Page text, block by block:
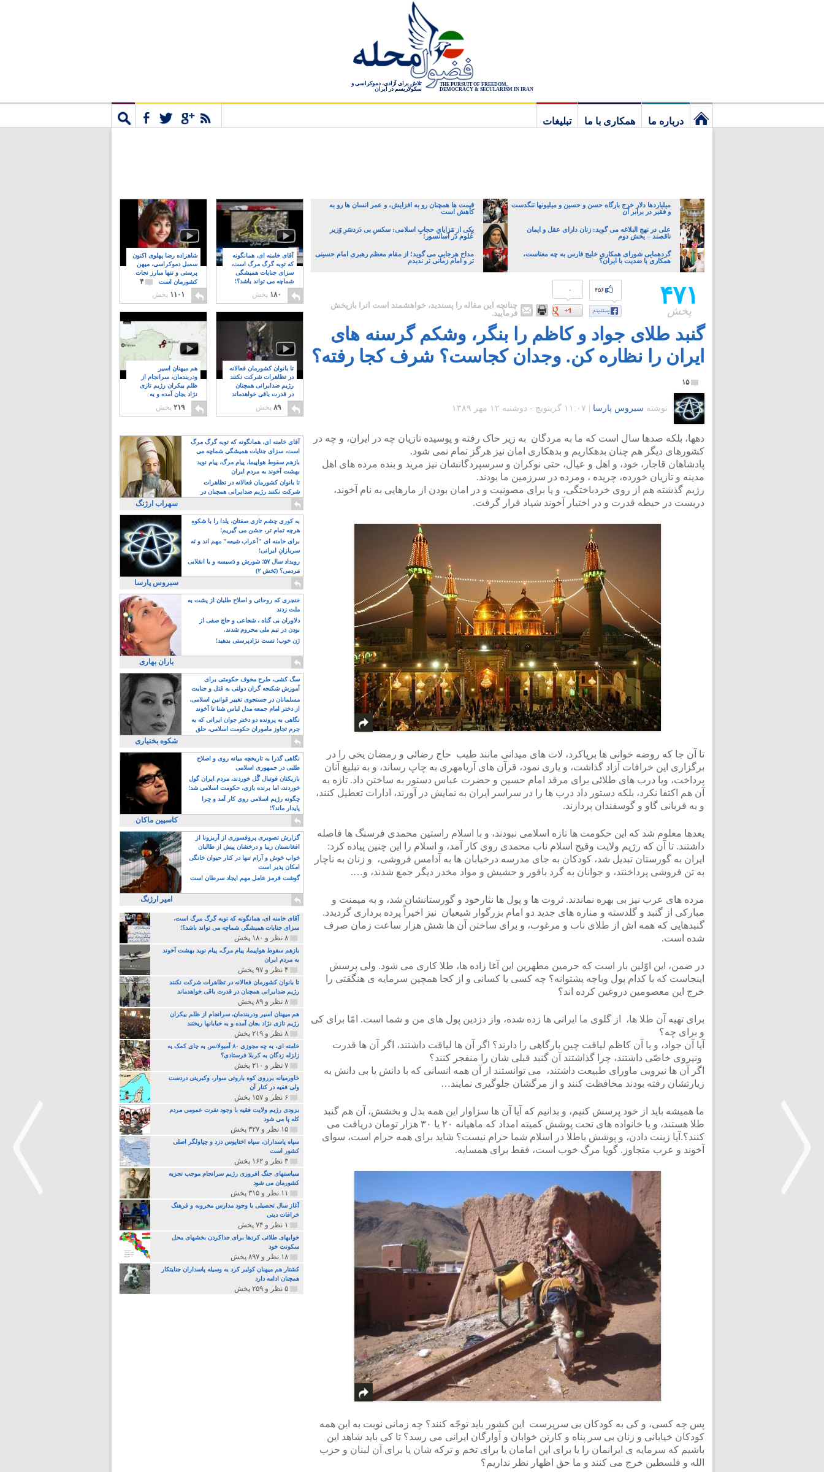
THE PURSUIT OF FREEDOM,
DEMOCRACY & SECULARISM IN IRAN
تلاش برای آزادی، دموکراسی و
سکولاریسم در ایران
درباره ما همکاری با ما
تبلیغات
میلیاردها دلار خرج بارگاه حسن و حسین و میلیونها تنگدست
و فقیر در برابر آن
قیمت ها همچنان رو به افزایش، و عمر انسان ها رو به
کاهش است
علی در نهج البلاغه می گوید: زنان دارای عقل و ایمان
ناقصند – بخش دوم
یکی از مَزایایِ حجابِ اسلامی: سکسِ بی دَردسَرِ وَزیر
عُلوم دَر آسانسور!
گردهمایی شورای همکاری خلیج فارس به چه معناست،
همکاری یا ضدیت با ایران؟
مداح هرجایی می گوید؛ از مقام معظم رهبری امام حسینی
تر و امام زمانی تر ندیدم
۴۷۱
پخش
۰ ۴۵۶
چنانچه این مقاله را پسندید، خواهشمند است آنرا بازپخش
فرمایید.
گنبد طلای جواد و کاظم را بنگر، وشکم گرسنه های
ایران را نظاره کن. وجدان کجاست؟ شرف کجا رفته؟
۱۵
نوشته سیروس پارسا ۱۱:۰۷ گرينويچ - دوشنبه ۱۲ مهر ۱۳۸۹
دهها، بلکه صدها سال است که ما به مردگان به زیر خاک رفته و پوسیده تازیان چه در ایران، و چه در
کشورهای دیگر هم چنان بدهکاریم و بدهکاری امان نیز هرگز تمام نمی شود.
پادشاهان قاجار، خود، و اهل و عیال، حتی نوکران و سرسپردگانشان نیز مرید و بنده مرده های اهل
مدینه و تازیان خورده، چریده ، ومرده در سرزمین ما بودند.
رژیم گذشته هم از روی خردباختگی، و یا برای مصونیت و در امان بودن از مارهایی به نام آخوند،
دربست در حیطه قدرت و در اختیار آخوند شیاد قرار گرفت.
تا آن جا که روضه خوانی ها برپاکرد، لات های میدانی مانند طیب حاج رضائی و رمضان یخی را در
برگزاری این خرافات آزاد گذاشت، و یاری نمود، قرآن های آریامهری به چاپ رساند، و به تبلیغ آنان
پرداخت، ویا درب های طلائی برای مرقد امام حسین و حضرت عباس دستور به ساختن داد. تازه به
آن هم اکتفا نکرد، بلکه دستور داد درب ها را در سراسر ایران به نمایش در آورند، ادارات تعطیل کنند،
و به قربانی گاو و گوسفندان پردازند.
بعدها معلوم شد که این حکومت ها تازه اسلامی نبودند، و با اسلام راستین محمدی فرسنگ ها فاصله
داشتند. تا آن که رژیم ولایت وقیح اسلام ناب محمدی روی کار آمد، و اسلام را این چنین پیاده کرد:
ایران به گورستان تبدیل شد، کودکان به جای مدرسه درخیابان ها به آدامس فروشی، و زنان به ناچار
به تن فروشی پرداخنتد، و جوانان به گرد بافور و حشیش و مواد مخدر دیگر جمع شدند، و….
مرده های عرب نیز بی بهره نماندند. ثروت ها و پول ها نثارخود و گورستانشان شد، و به میمنت و
مبارکی از گنبد و گلدسته و مناره های جدید دو امام بزرگوار شیعیان نیز اخیراً پرده برداری گردیدد.
گنبدهایی که همه اش از طلای ناب و مرغوب، و برای ساختن آن ها شش هزار ساعت زمان صرف
شده است.
در ضمن، این اوّلین بار است که حرمین مطهرین این آغا زاده ها، طلا کاری می شود. ولی پرسش
اینجاست که با کدام پول وباچه پشتوانه؟ چه کسی یا کسانی و از کجا همچین سرمایه ی هنگقتی را
خرج این معصومین دروغین کرده اند؟
برای تهیه آن طلا ها، از گلوی ما ایرانی ها زده شده، واز دزدین پول های من و شما است. امّا برای کی
و برای چه؟
آیا آن جواد، و یا آن کاظم لیاقت چین بارگاهی را دارند؟ اگر آن ها لیاقت داشتند، اگر آن ها قدرت
ونیروی خاصّی داشتند، چرا گذاشتند آن گنبد قبلی شان را منفجر کنند؟
اگر آن ها نیرویی ماورای طبیعت داشتند، می توانستند از آن همه انسانی که با دانش یا بی دانش به
زیارتشان رفته بودند محافظت کنند و از مرگشان جلوگیری نمایند…
ما همیشه باید از خود پرسش کنیم، و بدانیم که آیا آن ها سزاوار این همه بذل و بخشش، آن هم گنبد
طلا هستند، و یا خانواده های تحت پوشش کمیته امداد که ماهیانه ۲۰ یا ۳۰ هزار تومان دریافت می
کنند؟.آیا زینت دادن، و پوشش باطلا در اسلام شما حرام نیست؟ شاید برای همه حرام است، سوای
آخوند و عرب متجاوز. گویا مرگ خوب است، فقط برای همسایه.
پس چه کسی، و کی به کودکان بی سرپرست این کشور باید توجّه کنند؟ چه زمانی نوبت به این همه
کودکان خیابانی و زنان بی سر پناه و کارتن خوابان و آوارگان ایرانی می رسد؟ تا کی باید شاهد این
باشیم که سرمایه ی ایرانمان را یا برای این امامان یا برای تخم و ترکه شان یا برای آن لبنان و حزب
الله و فلسطین خرج می کنند و ما حق اظهار نظر نداریم؟
شاهزاده رضا پهلوی اکنون
سمبل دموکراسی، میهن
پرستی و تنها مبارز نجات
کشورمان است
۴
۱۱۰۱ پخش
آقای خامنه ای، همانگونه
که توبه گرگ مرگ است،
سزای جنایات همیشگی
شماچه می تواند باشد؟!
۸
۱۸۰ پخش
هم میهنان اسیر
ودربندمان، سرانجام از
ظلم بیکران رژیم تازی
نژاد بجان آمده و به
۲۱۹ پخش
تا بانوان کشورمان فعالانه
در تظاهرات شرکت نکنند
رژیم ضدایرانی همچنان
در قدرت باقی خواهدماند
۸
۸۹ پخش
آقای خامنه ای، همانگونه که توبه گرگ مرگ
است، سزای جنایات همیشگی شماچه می
تواند باشد؟!
بازهم سقوط هواپیما، پیام مرگ، پیام نوید
بهشت آخوند به مردم ایران
تا بانوان کشورمان فعالانه در تظاهرات
شرکت نکنند رژیم ضدایرانی همچنان در
قدرت باقی خواهدماند
سهراب ارژنگ
به کوری چشم تازی صفتان، یلدا را با شکوهِ
هرچه تمام تر، جشن می گیریم!
برای خامنه ای "اَعراب شیعه" مهم اند و نَه
سربازانِ ایرانی!
رویداد سال ۵۷؛ شورش و دَسیسه و یا انقلابی
مَردمی؟ (بَخش ۲)
سیروس پارسا
خنجری که روحانی و اصلاح طلبان از پشت به
ملت زدند
دلاوران بی گناه ، شجاعی و حاج صفی از
بودن در تیم ملی محروم شدند.
ژن خوب! تست نژادپرستی بدهید!
باران بهاری
سگ کشی، طرح مخوف حکومتی برای
آموزش شکنجه گران دولتی به قتل و جنایت
بیشتر
مسلمانان در جستجوی تغییر قوانین اسلامی،
از دختر امام جمعه مدل لباس شنا تا آخوند
مسلمان همجنسگرا!
نگاهی به پرونده دو دختر جوان ایرانی که به
جرم تجاوز ماموران حکومت اسلامی، حلق
آویز شدند!
شکوه بختیاری
نگاهی گذرا به تاریخچه میانه روی و اصلاح
طلبی در جمهوری اسلامی
بازیکنان فوتبال گًل خوردند، مردم ایران گول
خوردند، اما برنده بازی، حکومت اسلامی شد!
چگونه رژیم اسلامی روی کار آمد و چرا
پایدار ماند؟!
کاسپین ماکان
گزارش تصویری پروفسوری از آریزونا از
افغانستان زیبا و درخشان پیش از طالبان
خواب خوش و آرام تنها در کنار حیوان خانگی
امکان پذیر است
گوشت قرمز عامل مهم ایجاد سرطان است
امیر ارژنگ
آقای خامنه ای، همانگونه که توبه گرگ مرگ است،
سزای جنایات همیشگی شماچه می تواند باشد؟!
۸ نظر و ۱۸۰ پخش
بازهم سقوط هواپیما، پیام مرگ، پیام نوید بهشت آخوند
به مردم ایران
۴ نظر و ۹۷ پخش
تا بانوان کشورمان فعالانه در تظاهرات شرکت نکنند
رژیم ضدایرانی همچنان در قدرت باقی خواهدماند
۸ نظر و ۸۹ پخش
هم میهنان اسیر ودربندمان، سرانجام از ظلم بیکران
رژیم تازی نژاد بجان آمده و به خبابانها ریختند
۸ نظر و ۲۱۹ پخش
خامنه ای، به چه مجوزی ۸۰ آمبولانس به جای کمک به
زلزله زدگان به کربلا فرستادی؟
۷ نظر و ۲۱۰ پخش
خاورمیانه برروی کوه باروتی سوار، وکبریتی دردست
ولی فقیه در کنار آن
۶ نظر و ۱۵۷ پخش
بزودی رژیم ولایت فقیه با وجود نفرت عمومی مردم
کله پا می شود
۱۵ نظر و ۳۲۷ پخش
سپاه پاسداران، سپاه اختاپوس دزد و چپاولگر اصلی
کشور است
۳ نظر و ۱۶۲ پخش
سیاستهای جنگ افروزی رژیم سرانجام موجب تجزیه
کشورمان می شود
۱۱ نظر و ۳۱۵ پخش
آغاز سال تحصیلی با وجود مدارس مخروبه و فرهنگ
خرافات دینی
۱ نظر و ۷۴ پخش
خوابهای طلائی کردها برای جداکردن بخشهای محل
سکونت خود
۱۸ نظر و ۸۹۷ پخش
کشتار هم میهنان کولبر کرد به وسیله پاسداران جنایتکار
همچنان ادامه دارد
۵ نظر و ۲۵۹ پخش